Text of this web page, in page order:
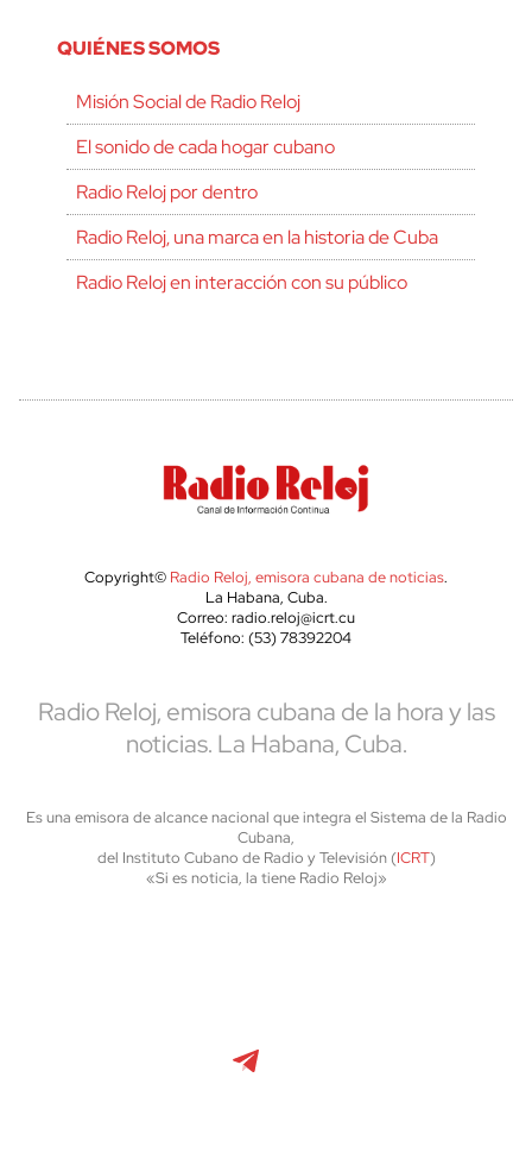
QUIÉNES SOMOS
Misión Social de Radio Reloj
El sonido de cada hogar cubano
Radio Reloj por dentro
Radio Reloj, una marca en la historia de Cuba
Radio Reloj en interacción con su público
Copyright© Radio Reloj, emisora cubana de noticias.
La Habana, Cuba.
Correo: radio.reloj@icrt.cu
Teléfono: (53) 78392204
Radio Reloj, emisora cubana de la hora y las
noticias. La Habana, Cuba.
Es una emisora de alcance nacional que integra el Sistema de la Radio
Cubana,
del Instituto Cubano de Radio y Televisión (ICRT)
«Si es noticia, la tiene Radio Reloj»